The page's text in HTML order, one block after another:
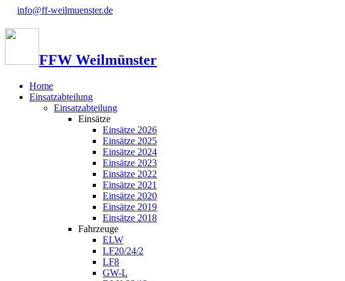
info@ff-weilmuenster.de
FFW Weilmünster
Home
Einsatzabteilung
Einsatzabteilung
Einsätze
Einsätze 2026
Einsätze 2025
Einsätze 2024
Einsätze 2023
Einsätze 2022
Einsätze 2021
Einsätze 2020
Einsätze 2019
Einsätze 2018
Fahrzeuge
ELW
LF20/24/2
LF8
GW-L